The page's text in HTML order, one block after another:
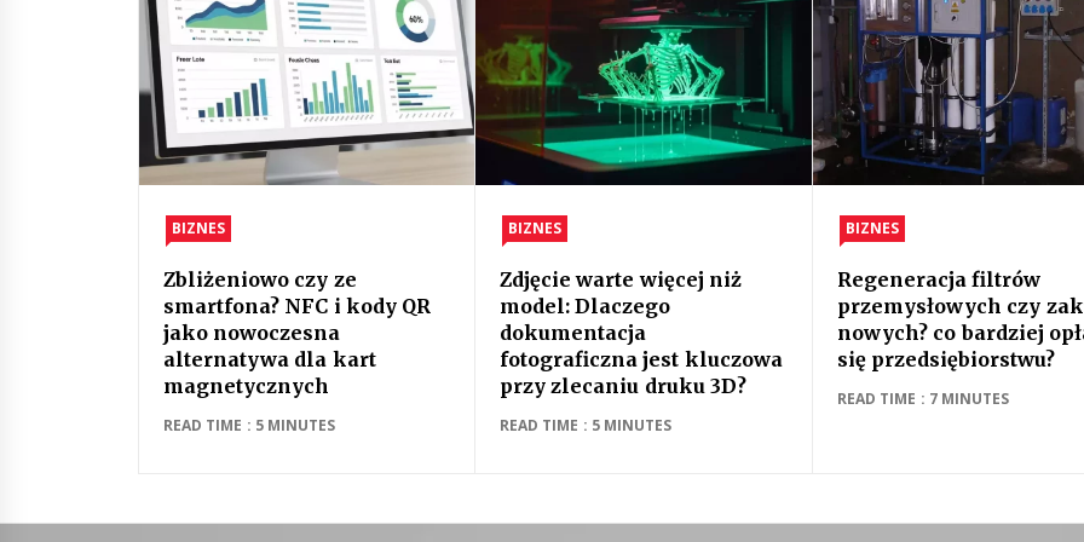
BIZNES
Zbliżeniowo czy ze
smartfona? NFC i kody QR
jako nowoczesna
alternatywa dla kart
magnetycznych
READ TIME : 5 MINUTES
BIZNES
Zdjęcie warte więcej niż
model: Dlaczego
dokumentacja
fotograficzna jest kluczowa
przy zlecaniu druku 3D?
READ TIME : 5 MINUTES
BIZNES
Regeneracja filtrów
przemysłowych czy
nowych? co bardziej
się przedsiębiorstwu?
READ TIME : 7 MINUTES